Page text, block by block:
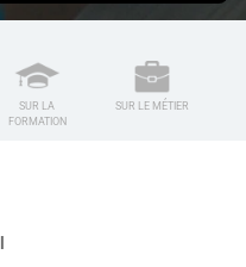
SUR LA
FORMATION
SUR LE MÉTIER